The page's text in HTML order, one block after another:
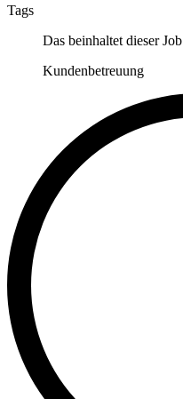
Tags
Das beinhaltet dieser Job
Kundenbetreuung